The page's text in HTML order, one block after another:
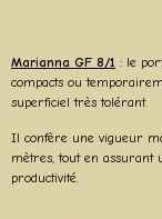
Marianna GF 8/1 : le
compacts ou
superficiel très tolérant.
Il confère une vigueur
mètres, tout en assurant
productivité.